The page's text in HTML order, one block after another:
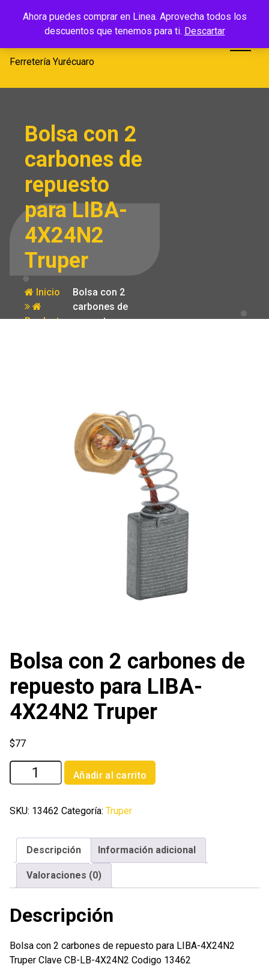
Ahora puedes comprar en Linea. Aprovecha todos los
descuentos que tenemos para ti. Descartar
Ferretería
Yurécuaro
Ferretería Yurécuaro
Bolsa con 2
carbones de
repuesto
para LIBA-
4X24N2
Truper
Inicio
Producto
Bolsa con 2
carbones de
repuesto para
Bolsa con 2 carbones de
repuesto para LIBA-
4X24N2 Truper
$77
Bolsa
con
carbones
repuesto
para
LIBA-
4X24N2
cantidad
Añadir al carrito
SKU: 13462 Categoría: Truper
Descripción Información adicional
Valoraciones (0)
Descripción
Bolsa con 2 carbones de repuesto para LIBA-4X24N2
Truper Clave CB-LB-4X24N2 Codigo 13462